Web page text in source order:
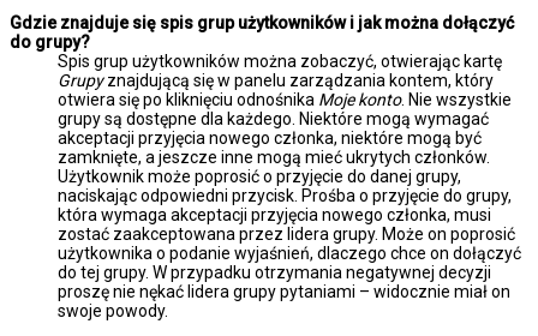
Gdzie znajduje się spis grup użytkowników i jak można dołączyć
do grupy?
Spis grup użytkowników można zobaczyć, otwierając kartę
Grupyznajdującą się w panelu zarządzania kontem, który
otwiera się po kliknięciu odnośnika Moje konto. Nie wszystkie
grupy są dostępne dla każdego. Niektóre mogą wymagać
akceptacji przyjęcia nowego członka, niektóre mogą być
zamknięte, a jeszcze inne mogą mieć ukrytych członków.
Użytkownik może poprosić o przyjęcie do danej grupy,
naciskając odpowiedni przycisk. Prośba o przyjęcie do grupy,
która wymaga akceptacji przyjęcia nowego członka, musi
zostać zaakceptowana przez lidera grupy. Może on poprosić
użytkownika o podanie wyjaśnień, dlaczego chce on dołączyć
do tej grupy. W przypadku otrzymania negatywnej decyzji
proszę nie nękać lidera grupy pytaniami – widocznie miał on
swoje powody.